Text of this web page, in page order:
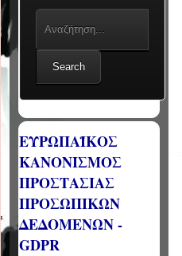
Search
ΕΥΡΩΠΑΪΚΟΣ
ΚΑΝΟΝΙΣΜΟΣ
ΠΡΟΣΤΑΣΙΑΣ
ΠΡΟΣΩΠΙΚΩΝ
ΔΕΔΟΜΕΝΩΝ -
GDPR